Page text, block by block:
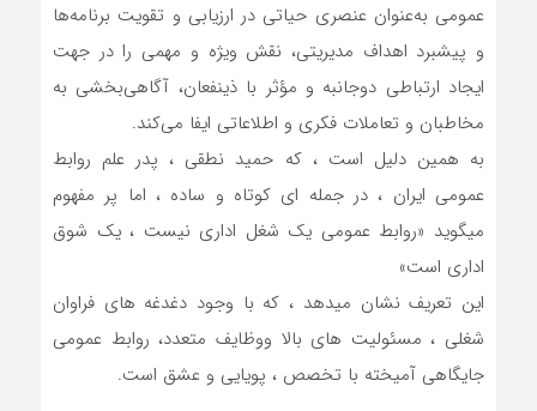
عمومی‌ به‌عنوان عنصری حیاتی در ارزیابی و تقویت برنامه‌ها
و پیشبرد اهداف مدیریتی‌، نقش ویژه و مهمی را در جهت
ایجاد ارتباطی دوجانبه و مؤثر با ذینفعان، آگاهی‌بخشی به
مخاطبان و تعاملات فکری و اطلاعاتی ایفا می‌کند.
به همین دلیل است ، که حمید نطقی ، پدر علم روابط
عمومی ایران ، در جمله ای کوتاه و ساده ، اما پر مفهوم
میگوید «روابط عمومی یک شغل اداری نیست ، یک شوق
اداری است»
این تعریف نشان میدهد ، که با وجود دغدغه های فراوان
شغلی ، مسئولیت های بالا و‌وظایف متعدد، روابط عمومی
جایگاهی آمیخته با تخصص ، پویایی و عشق است.